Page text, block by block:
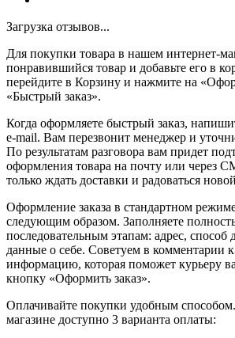
Загрузка отзывов...
Для покупки товара в нашем интернет-
понравившийся товар и добавьте его в
перейдите в Корзину и нажмите на
«Быстрый заказ».
Когда оформляете быстрый заказ,
e-mail. Вам перезвонит менеджер и
По результатам разговора вам придет
оформления товара на почту или через
только ждать доставки и радоваться
Оформление заказа в стандартном
следующим образом. Заполняете
последовательным этапам: адрес, способ
данные о себе. Советуем в комментарии к
информацию, которая поможет курьеру
кнопку «Оформить заказ».
Оплачивайте покупки удобным
магазине доступно 3 варианта оплаты: